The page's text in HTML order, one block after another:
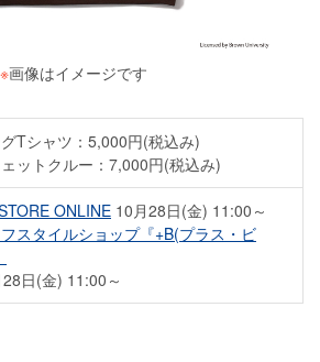
※画像はイメージです
Tシャツ：5,000円(税込み)
ットクルー：7,000円(税込み)
ONLINE 10月28日(金) 11:00～
スタイルショップ『+B(プラス・ビ
日(金) 11:00～